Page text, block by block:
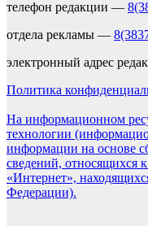
телефон редакции —
отдела рекламы —
электронный адрес
Политика
На информационном
технологии
информации на основе
сведений, относящихся
«Интернет»,
Федерации).